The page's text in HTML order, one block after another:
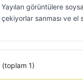
Yayılan görüntülere
çekiyorlar sanması ve el
(toplam 1)